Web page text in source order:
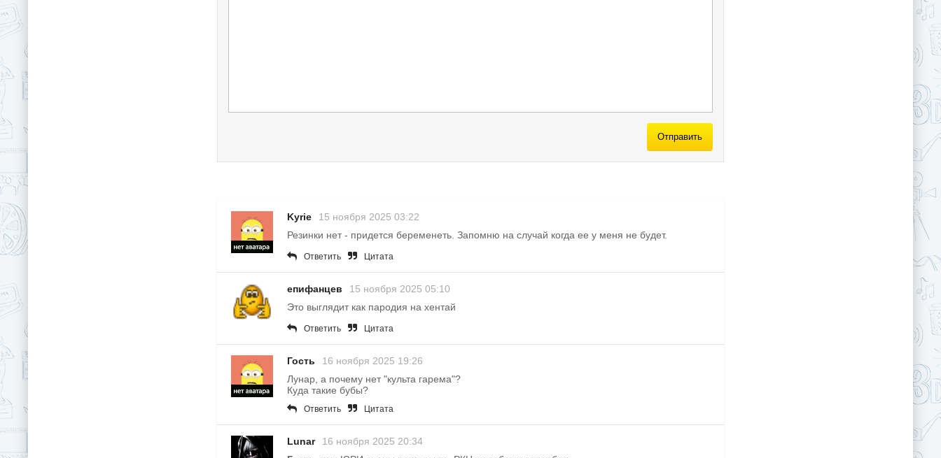
Отправить
Kyrie
15 ноября 2025 03:22
Резинки нет - придется беременеть. Запомню на случай когда ее у меня не будет.
Ответить Цитата
епифанцев
15 ноября 2025 05:10
Это выглядит как пародия на хентай
Ответить Цитата
Гость
16 ноября 2025 19:26
Лунар, а почему нет "культа гарема"?
Куда такие бубы?
Ответить Цитата
Lunar
16 ноября 2025 20:34